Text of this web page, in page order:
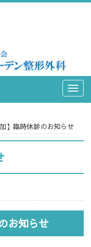
加】臨時休診のお知らせ
お知らせ